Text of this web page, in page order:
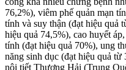
76,2%), viêm phế quản mạn
tính và suy thận (đạt hiệu quả
hiệu quả 74,5%), cao huyết
tính (đạt hiệu quả 70%), ung
năng sinh dục (đạt hiệu quả
nội tiết Thượng Hải (Trung